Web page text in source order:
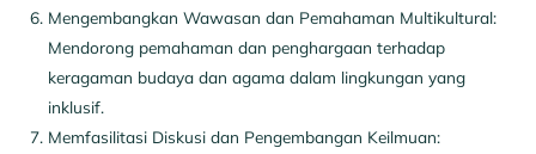
Mengembangkan Wawasan dan Pemahaman Multikultural:
Mendorong pemahaman dan penghargaan terhadap
keragaman budaya dan agama dalam lingkungan yang
inklusif.
Memfasilitasi Diskusi dan Pengembangan Keilmuan: